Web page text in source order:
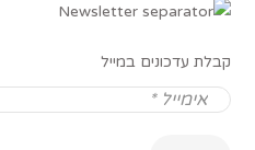
קבלת עדכונים במייל